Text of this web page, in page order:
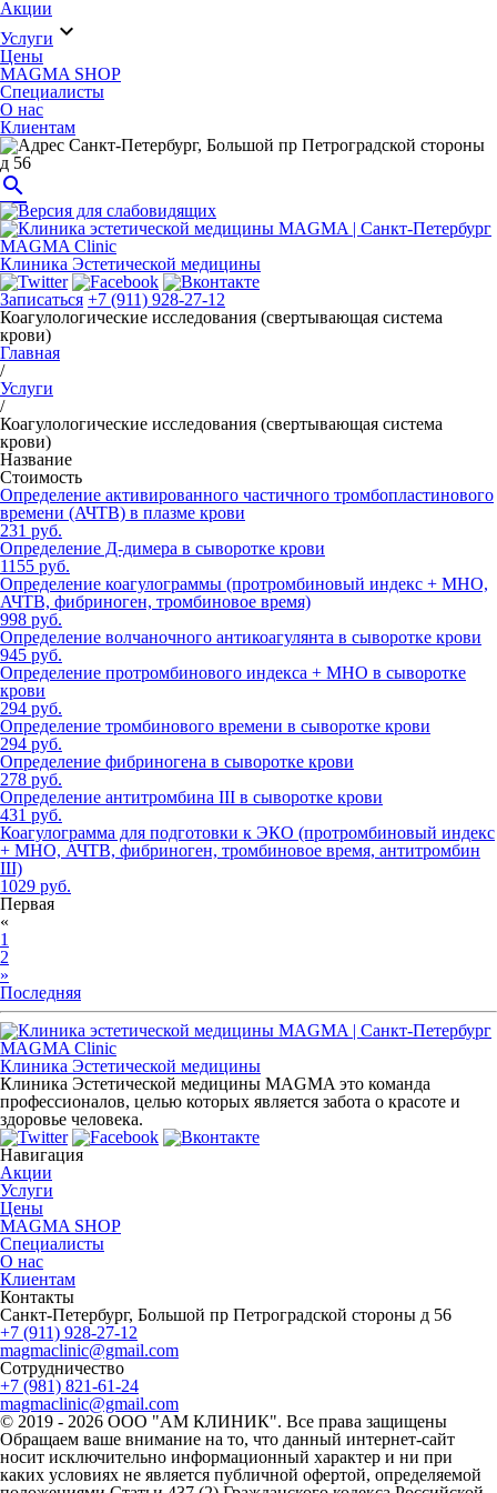
Акции
Услуги expand_more
Цены
MAGMA SHOP
Специалисты
О нас
Клиентам
Санкт-Петербург, Большой пр Петроградской стороны
д 56
search
MAGMA Clinic
Клиника Эстетической медицины
Записаться +7 (911) 928-27-12
Коагулологические исследования (свертывающая система
крови)
Главная
/
Услуги
/
Коагулологические исследования (свертывающая система
крови)
Название
Стоимость
Определение активированного частичного тромбопластинового
времени (АЧТВ) в плазме крови
231 руб.
Определение Д-димера в сыворотке крови
1155 руб.
Определение коагулограммы (протромбиновый индекс + МНО,
АЧТВ, фибриноген, тромбиновое время)
998 руб.
Определение волчаночного антикоагулянта в сыворотке крови
945 руб.
Определение протромбинового индекса + МНО в сыворотке
крови
294 руб.
Определение тромбинового времени в сыворотке крови
294 руб.
Определение фибриногена в сыворотке крови
278 руб.
Определение антитромбина III в сыворотке крови
431 руб.
Коагулограмма для подготовки к ЭКО (протромбиновый индекс
+ МНО, АЧТВ, фибриноген, тромбиновое время, антитромбин
III)
1029 руб.
Первая
«
1
2
»
Последняя
MAGMA Clinic
Клиника Эстетической медицины
Клиника Эстетической медицины MAGMA это команда
профессионалов, целью которых является забота о красоте и
здоровье человека.
Навигация
Акции
Услуги
Цены
MAGMA SHOP
Специалисты
О нас
Клиентам
Контакты
Санкт-Петербург, Большой пр Петроградской стороны д 56
+7 (911) 928-27-12
magmaclinic@gmail.com
Сотрудничество
+7 (981) 821-61-24
magmaclinic@gmail.com
© 2019 - 2026 ООО "АМ КЛИНИК". Все права защищены
Обращаем ваше внимание на то, что данный интернет-сайт
носит исключительно информационный характер и ни при
каких условиях не является публичной офертой, определяемой